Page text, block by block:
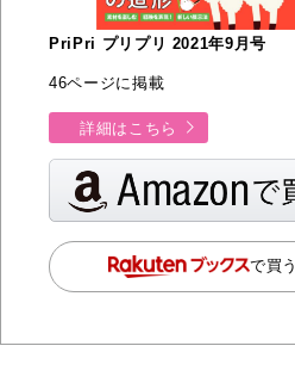
PriPri プリプリ 2021年9月号
46ページに掲載
詳細はこちら
で買う